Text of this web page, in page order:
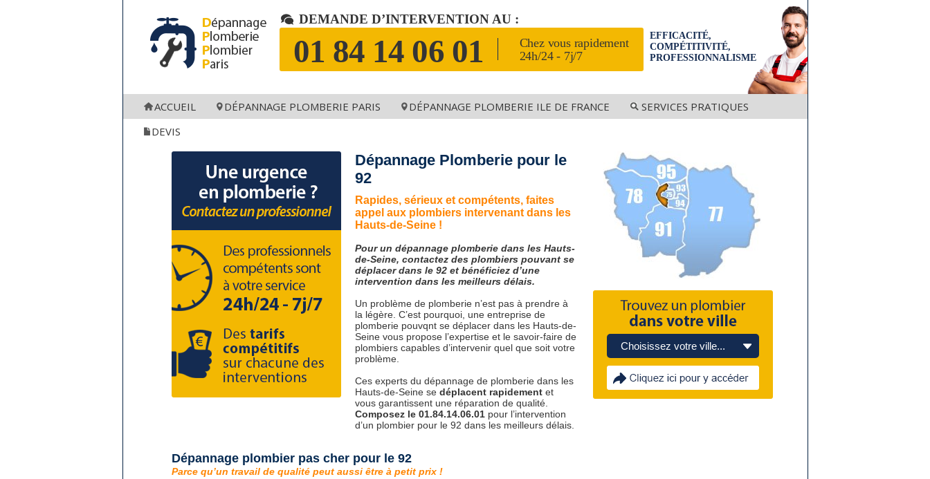
DEMANDE D’INTERVENTION AU :
01 84 14 06 01
Chez vous rapidement
24h/24 - 7j/7
EFFICACITÉ,
COMPÉTITIVITÉ,
PROFESSIONNALISME
ACCUEIL
DÉPANNAGE PLOMBERIE PARIS
75003
75004
75005
75008
75009
75010
75013
75015
75018
75020
DÉPANNAGE PLOMBERIE ILE DE FRANCE
Yvelines 78
Val de Marne 94
SERVICES PRATIQUES
Dégorgement fosse septique
Installation pompe de relevage
Recherche de fuite d'eau
DEVIS
Dépannage Plomberie pour le
92
Rapides, sérieux et compétents, faites
appel aux plombiers intervenant dans les
Hauts-de-Seine !
Pour un dépannage plomberie dans les Hauts-
de-Seine, contactez des plombiers pouvant se
déplacer dans le 92 et bénéficiez d’une
intervention dans les meilleurs délais.
Un problème de plomberie n’est pas à prendre à
la légère. C’est pourquoi, une entreprise de
plomberie pouvqnt se déplacer dans les Hauts-de-
Seine vous propose l’expertise et le savoir-faire de
plombiers capables d’intervenir quel que soit votre
problème.
Ces experts du dépannage de plomberie dans les
Hauts-de-Seine se déplacent rapidementet
vous garantissent une réparation de qualité.
Composez le 01.84.14.06.01pour l’intervention
d’un plombier pour le 92 dans les meilleurs délais.
Choisissez votre ville...
Dépannage plombier pas cher pour le 92
Parce qu’un travail de qualité peut aussi être à petit prix !